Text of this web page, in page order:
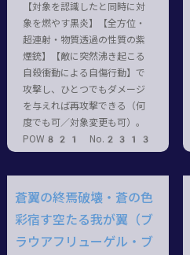
【対象を認識したと同時に対
象を燃やす黒炎】【全方位・
超連射・物質透過の性質の紫
煙銃】【敵に突然沸き起こる
自殺衝動による自傷行動】で
攻撃し、ひとつでもダメージ
を与えれば再攻撃できる（何
度でも可／対象変更も可）。
POW821 No.2313
蒼翼の終焉破壊・蒼の色
彩宿す空たる我が翼（ブ
ラウアフリューゲル・ブ